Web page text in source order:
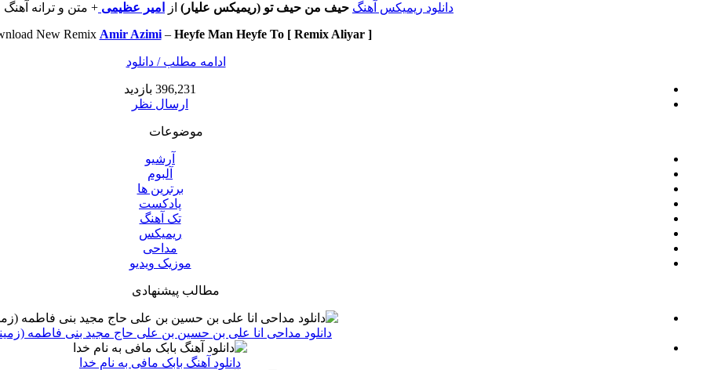
دانلود ریمیکس آهنگ حیف من حیف تو (ریمیکس علیار) از امیر عظیمی + متن و ترانه
New Remix Amir Azimi– Heyfe Man Heyfe To [ Remix Aliyar ]
ادامه مطلب / دانلود
396,231 بازدید
ارسال نظر
موضوعات
آرشیو
آلبوم
برترین ها
پادکست
تک آهنگ
ریمیکس
مداحی
موزیک ویدیو
مطالب پیشنهادی
دانلود مداحی انا علی بن حسین بن علی حاج مجید بنی فاطمه
دانلود آهنگ بابک مافی به نام خدا